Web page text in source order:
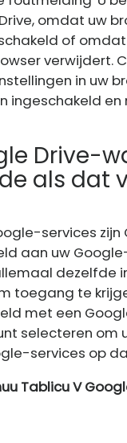
omdat uw
of
verwijdert.
in uw
ingeschakeld
Drive-
als dat
services zijn
aan uw
dezelfde
toegang te
met een
selecteren om
services op
Tablicu V